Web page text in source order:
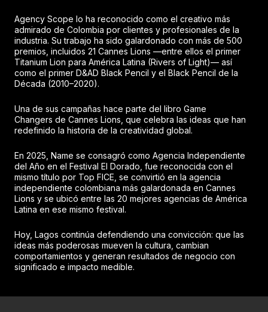
Agency Scope lo ha reconocido como el creativo más
admirado de Colombia por clientes y profesionales de la
industria. Su trabajo ha sido galardonado con más de 500
premios, incluidos 21 Cannes Lions —entre ellos el primer
Titanium Lion para América Latina (Rivers of Light)— así
como el primer D&AD Black Pencil y el Black Pencil de la
Década (2010–2020).
Una de sus campañas hace parte del libro Game
Changers de Cannes Lions, que celebra las ideas que han
redefinido la historia de la creatividad global.
En 2025, Name se consagró como Agencia Independiente
del Año en el Festival El Dorado, fue reconocida con el
mismo título por Top FICE, se convirtió en la agencia
independiente colombiana más galardonada en Cannes
Lions y se ubicó entre las 20 mejores agencias de América
Latina en ese mismo festival.
Hoy, Lagos continúa defendiendo una convicción: que las
ideas más poderosas mueven la cultura, cambian
comportamientos y generan resultados de negocio con
significado e impacto medible.